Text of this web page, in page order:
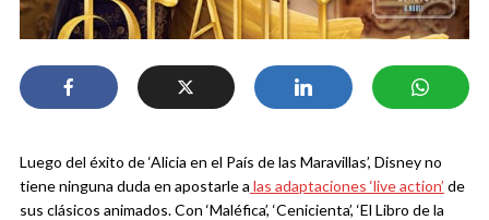
Luego del éxito de ‘Alicia en el País de las Maravillas’, Disney no
tiene ninguna duda en apostarle a las adaptaciones ‘live action’ de
sus clásicos animados. Con ‘Maléfica’, ‘Cenicienta’, ‘El Libro de la